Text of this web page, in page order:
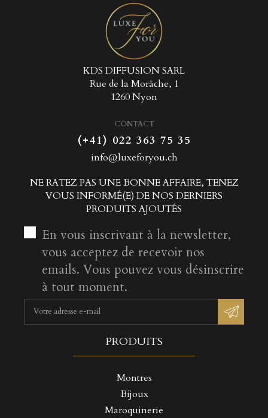
KDS DIFFUSION SARL
Rue de la Morâche, 1
1260 Nyon
CONTACT
(+41) 022 363 75 35
info@luxeforyou.ch
NE RATEZ PAS UNE BONNE AFFAIRE, TENEZ
VOUS INFORMÉ(E) DE NOS DERNIERS
PRODUITS AJOUTÉS
En vous inscrivant à la newsletter,
vous acceptez de recevoir nos
emails. Vous pouvez vous désinscrire
à tout moment.
PRODUITS
Montres
Bijoux
Maroquinerie